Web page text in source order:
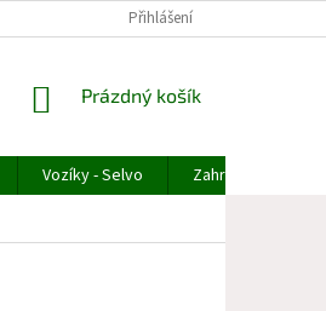
OD OBJEDNÁVKY REKLAMACE ZBOŽÍ
Přihlášení
NÁKUPNÍ
Prázdný košík
Vozíky - Selvo
Zahradní technika